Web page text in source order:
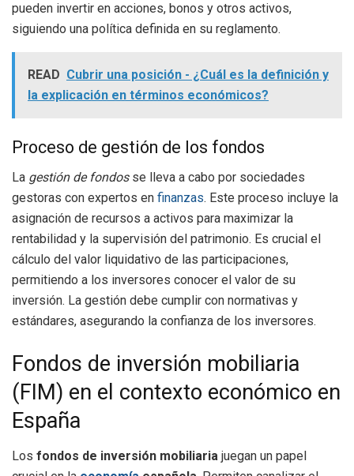
pueden invertir en acciones, bonos y otros activos,
siguiendo una política definida en su reglamento.
READ Cubrir una posición - ¿Cuál es la definición y
la explicación en términos económicos?
Proceso de gestión de los fondos
La gestión de fondosse lleva a cabo por sociedades
gestoras con expertos en finanzas. Este proceso incluye la
asignación de recursos a activos para maximizar la
rentabilidad y la supervisión del patrimonio. Es crucial el
cálculo del valor liquidativo de las participaciones,
permitiendo a los inversores conocer el valor de su
inversión. La gestión debe cumplir con normativas y
estándares, asegurando la confianza de los inversores.
Fondos de inversión mobiliaria
(FIM) en el contexto económico en
España
Los fondos de inversión mobiliaria juegan un papel